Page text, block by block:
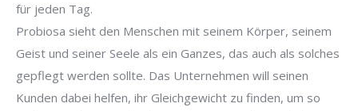
für jeden Tag.
Probiosa sieht den Menschen mit seinem Körper, seinem
Geist und seiner Seele als ein Ganzes, das auch als solches
gepflegt werden sollte. Das Unternehmen will seinen
Kunden dabei helfen, ihr Gleichgewicht zu finden, um so